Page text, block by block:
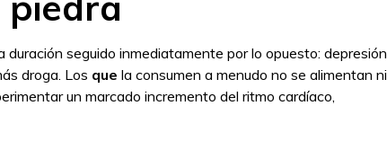
seguido inmediatamente por lo opuesto: depresión
droga. Los que la consumen a menudo no se alimentan ni
un marcado incremento del ritmo cardíaco,